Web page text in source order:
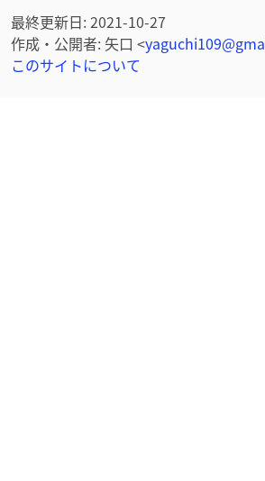
最終更新日:2021-10-27
作成・公開者: 矢口 <
このサイトについて